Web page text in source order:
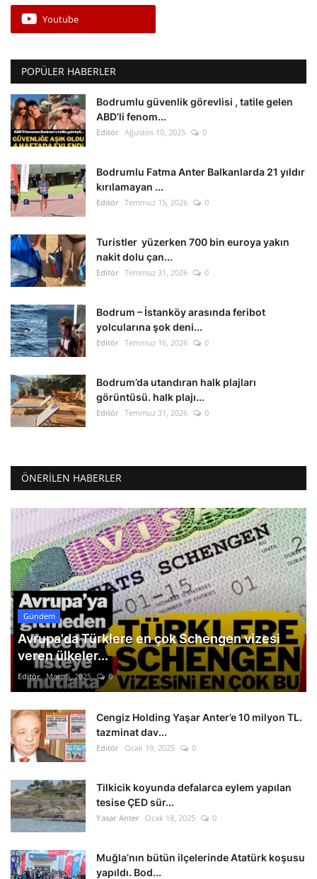
Youtube
POPÜLER HABERLER
Bodrumlu güvenlik görevlisi , tatile gelen
ABD’li fenom...
Editör Ağustos 10, 2025 0
Bodrumlu Fatma Anter Balkanlarda 21 yıldır
kırılamayan ...
Editör Temmuz 15, 2026 0
Turistler yüzerken 700 bin euroya yakın
nakit dolu çan...
Editör Temmuz 31, 2026 0
Bodrum – İstanköy arasında feribot
yolcularına şok deni...
Editör Temmuz 16, 2026 0
Bodrum’da utandıran halk plajları
görüntüsü. halk plajı...
Editör Temmuz 31, 2026 0
ÖNERILEN HABERLER
Gündem
Avrupa'da Türklere en çok Schengen vizesi
veren ülkeler...
Editör Mart 5, 2025 0
Cengiz Holding Yaşar Anter’e 10 milyon TL.
tazminat dav...
Editör Ocak 19, 2025 0
Tilkicik koyunda defalarca eylem yapılan
tesise ÇED sür...
Yasar Anter Ocak 18, 2025 0
Muğla’nın bütün ilçelerinde Atatürk koşusu
yapıldı. Bod...